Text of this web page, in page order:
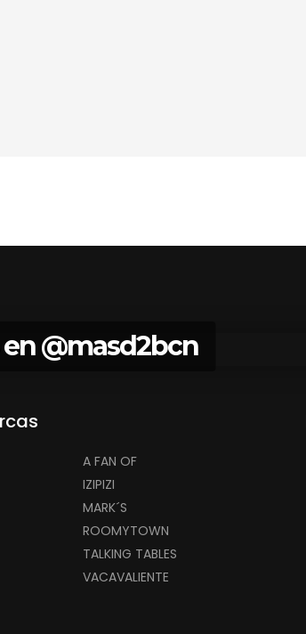
@masd2bcn
A FAN OF
IZIPIZI
MARK´S
ROOMYTOWN
TALKING TABLES
VACAVALIENTE